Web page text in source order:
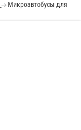
Микроавтобусы для